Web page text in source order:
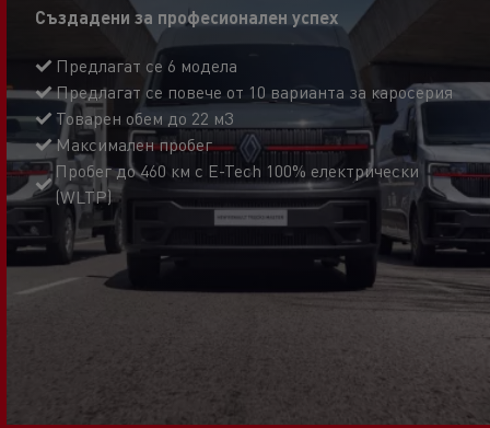
Създадени за професионален успех
Предлагат се 6 модела
Предлагат се повече от 10 варианта за каросерия
Товарен обем до 22 м3
Максимален пробег
Пробег до 460 км с E-Tech 100% електрически
(WLTP)